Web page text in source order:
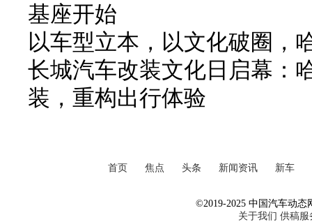
基座开始
以车型立本，以文化破圈，
长城汽车改装文化日启幕：
装，重构出行体验
首页 焦点 头条 新闻资讯 新车
©2019-2025 中国汽车动态
关于我们 供稿服